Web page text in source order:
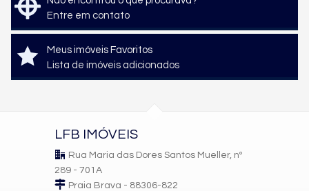
Entre em contato
Meus imóveis Favoritos
Lista de imóveis adicionados
LFB IMÓVEIS
Rua Maria das Dores Santos Mueller, nº
289 - 701A
Praia Brava - 88306-822